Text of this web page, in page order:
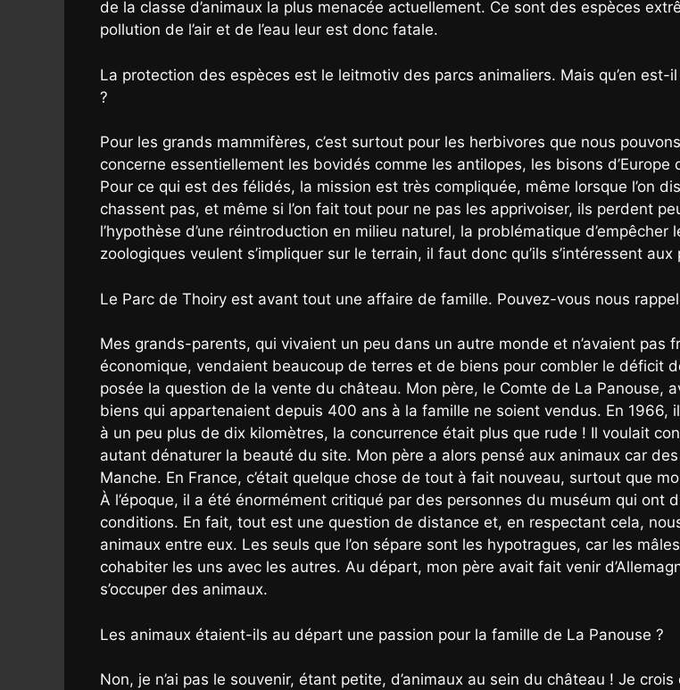
de la classe d’animaux la plus menacée actuellement. Ce sont des espèces
pollution de l’air et de l’eau leur est donc fatale.
La protection des espèces est le leitmotiv des parcs animaliers. Mais qu’en
?
Pour les grands mammifères, c’est surtout pour les herbivores que nous
concerne essentiellement les bovidés comme les antilopes, les bisons
Pour ce qui est des félidés, la mission est très compliquée, même lorsque l’on
chassent pas, et même si l’on fait tout pour ne pas les apprivoiser, ils perdent
l’hypothèse d’une réintroduction en milieu naturel, la problématique d’empêcher
zoologiques veulent s’impliquer sur le terrain, il faut donc qu’ils s’intéressent
Le Parc de Thoiry est avant tout une affaire de famille. Pouvez-vous nous
Mes grands-parents, qui vivaient un peu dans un autre monde et n’avaient pas
économique, vendaient beaucoup de terres et de biens pour combler le déficit
posée la question de la vente du château. Mon père, le Comte de La Panouse,
biens qui appartenaient depuis 400 ans à la famille ne soient vendus. En
à un peu plus de dix kilomètres, la concurrence était plus que rude ! Il voulait
autant dénaturer la beauté du site. Mon père a alors pensé aux animaux car
Manche. En France, c’était quelque chose de tout à fait nouveau, surtout que
À l’époque, il a été énormément critiqué par des personnes du muséum qui ont
conditions. En fait, tout est une question de distance et, en respectant cela,
animaux entre eux. Les seuls que l’on sépare sont les hypotragues, car les
cohabiter les uns avec les autres. Au départ, mon père avait fait venir
s’occuper des animaux.
Les animaux étaient-ils au départ une passion pour la famille de La Panouse ?
Non, je n’ai pas le souvenir, étant petite, d’animaux au sein du château ! Je